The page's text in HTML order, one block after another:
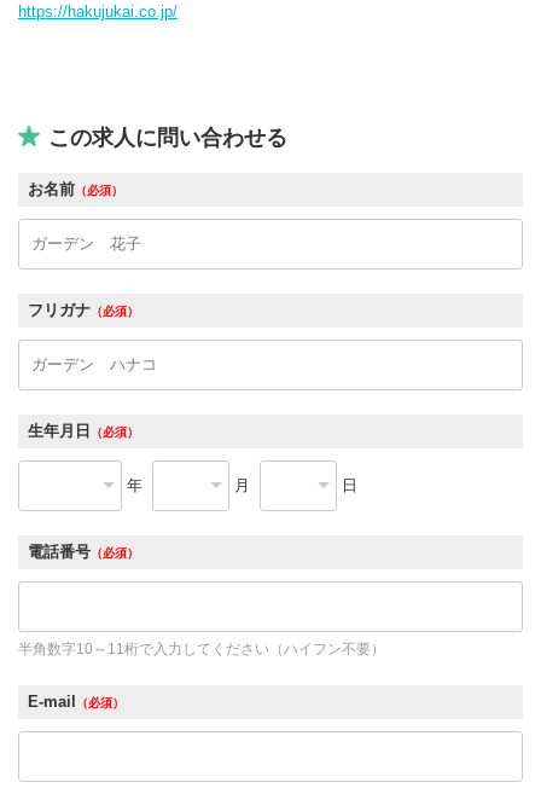
https://hakujukai.co.jp/
この求人に問い合わせる
お名前 （必須）
フリガナ （必須）
生年月日 （必須）
年 月 日
電話番号 （必須）
半角数字10～11桁で入力してください（ハイフン不要）
E-mail （必須）